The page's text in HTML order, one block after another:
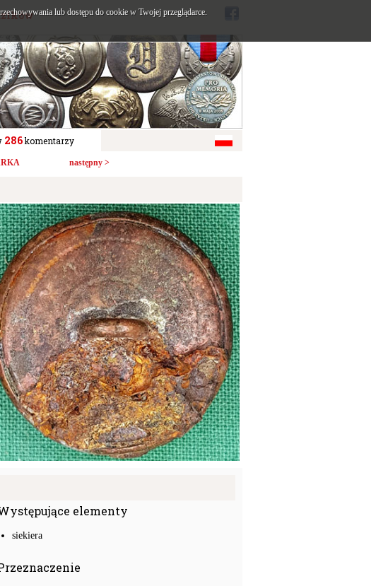
286komentarzy
następny >
elementy
siekiera
lub dostępu do cookie w Twojej przeglądarce.